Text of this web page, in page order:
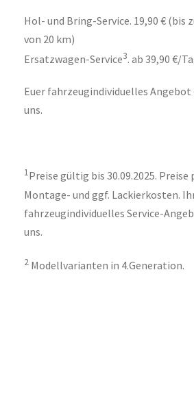
Hol- und Bring-Service. 19,90 € (bis
von 20 km)
Ersatzwagen-Service3. ab 39,90 €/
Euer fahrzeugindividuelles
uns.
1Preise gültig bis 30.09.2025. Preise
Montage- und ggf. Lackierkosten.
fahrzeugindividuelles Service-
uns.
2 Modellvarianten in 4.Generation.